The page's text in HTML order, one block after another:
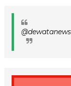
@dewatanews